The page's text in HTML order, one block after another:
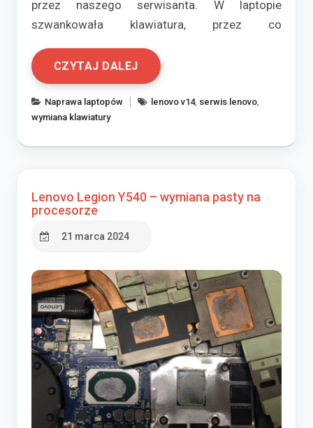
przez naszego serwisanta. W laptopie
szwankowała klawiatura, przez co
CZYTAJ DALEJ
Naprawa laptopów lenovo v14, serwis lenovo,
wymiana klawiatury
Lenovo Legion Y540 – wymiana pasty na
procesorze
21 marca 2024